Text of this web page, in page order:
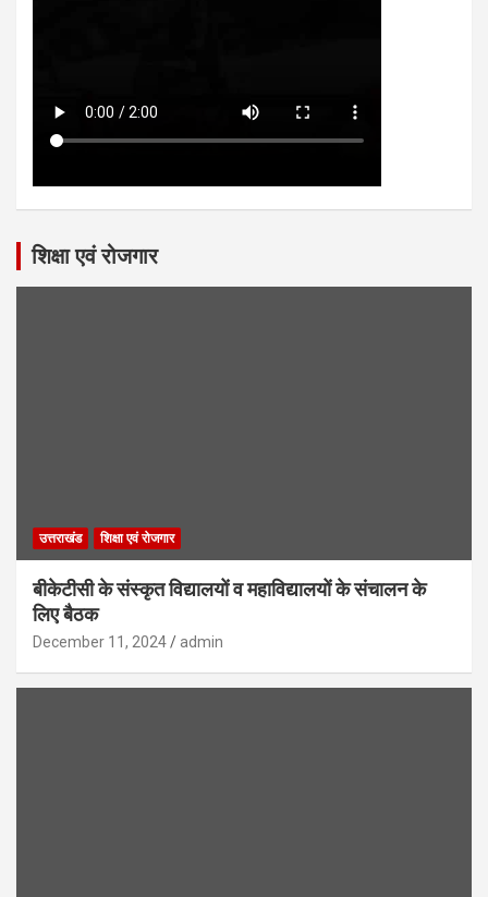
शिक्षा एवं रोजगार
उत्तराखंड शिक्षा एवं रोजगार
बीकेटीसी के संस्कृत विद्यालयों व महाविद्यालयों के संचालन के
लिए बैठक
December 11, 2024 admin